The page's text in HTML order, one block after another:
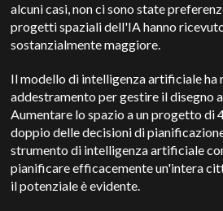
alcuni casi, non ci sono state
progetti spaziali dell'IA hanno
sostanzialmente maggiore.
Il modello di intelligenza artificiale ha
addestramento per gestire il disegno
Aumentare lo spazio a un progetto di
doppio delle decisioni di
strumento di intelligenza artificiale
pianificare efficacemente un'intera
il potenziale è evidente.